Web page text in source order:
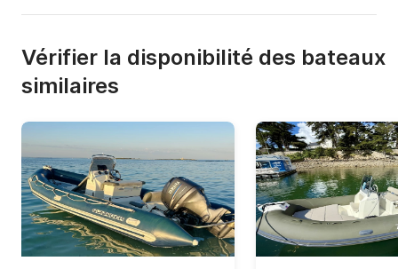
Vérifier la disponibilité des bateaux
similaires